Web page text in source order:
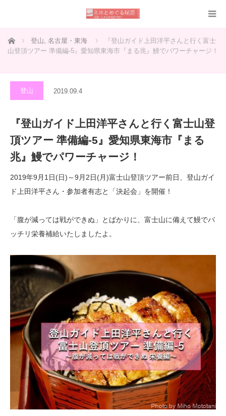
ホーム 登山, 名古屋・東海
『登山ガイド上田洋平さんと行く富士
山登頂ツアー 準備編-5』愛知県東海市『まる兆』鰻でパワーチャージ！
登山 2019.09.4
『登山ガイド上田洋平さんと行く富士山登
頂ツアー 準備編-5』愛知県東海市『まる
兆』鰻でパワーチャージ！
2019年9月1日(日)～9月2日(月)富士山登頂ツアー前日、登山ガイ
ド上田洋平さん・参加者有志と「決起会」を開催！
「腹が減っては戦ができぬ」とばかりに、富士山に備えて鰻でバ
ッチリ栄養補給いたしましたよ。